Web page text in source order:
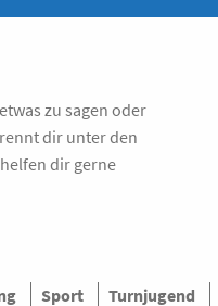
zu sagen oder
dir unter den
dir gerne
Sport Turnjugend